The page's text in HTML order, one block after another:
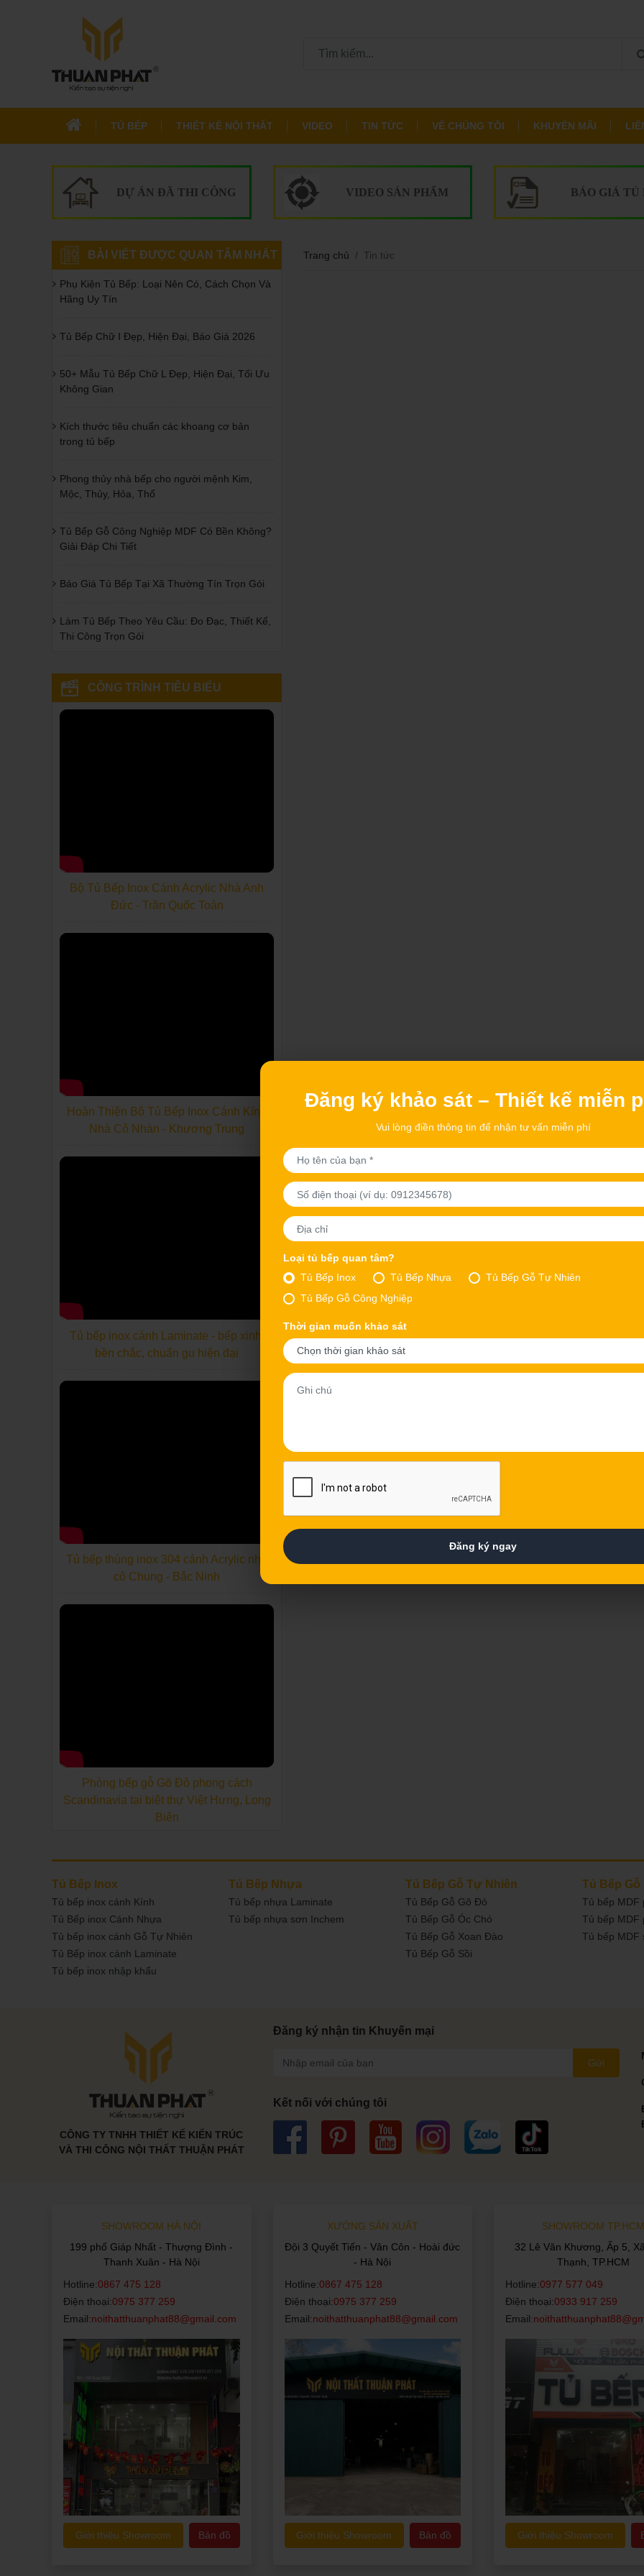
TỦ BẾP THIẾT KẾ NỘI THẤT VIDEO TIN TỨC VỀ CHÚNG TÔI KHUYẾN MÃI
DỰ ÁN ĐÃ THI CÔNG VIDEO SẢN PHẨM BÁO GIÁ TỦ
Trang chủ Tin tức
BÀI VIẾT ĐƯỢC QUAN TÂM NHẤT
Phụ Kiện Tủ Bếp: Loại Nên Có, Cách Chọn Và
Hãng Uy Tín
Tủ Bếp Chữ I Đẹp, Hiện Đại, Báo Giá 2026
50+ Mẫu Tủ Bếp Chữ L Đẹp, Hiện Đại, Tối Ưu
Không Gian
Kích thước tiêu chuẩn các khoang cơ bản
trong tủ bếp
Phong thủy nhà bếp cho người mệnh Kim,
Mộc, Thủy, Hỏa, Thổ
Tủ Bếp Gỗ Công Nghiệp MDF Có Bền Không?
Giải Đáp Chi Tiết
Báo Giá Tủ Bếp Tại Xã Thường Tín Trọn Gói
Làm Tủ Bếp Theo Yêu Cầu: Đo Đạc, Thiết Kế,
Thi Công Trọn Gói
CÔNG TRÌNH TIÊU BIỂU
Bộ Tủ Bếp Inox Cánh Acrylic Nhà Anh
Đức - Trần Quốc Toản
Hoàn Thiện Bộ Tủ Bếp Inox Cánh Kính
Nhà Cô Nhàn - Khương Trung
Tủ bếp inox cánh Laminate - bếp xinh,
bền chắc, chuẩn gu hiện đại
Tủ bếp thùng inox 304 cánh Acrylic nhà
cô Chung - Bắc Ninh
Phòng bếp gỗ Gõ Đỏ phong cách
Scandinavia tại biệt thự Việt Hưng, Long
Biên
Tủ Bếp Inox
Tủ bếp inox cánh Kính
Tủ Bếp inox Cánh Nhựa
Tủ bếp inox cánh Gỗ Tự Nhiên
Tủ Bếp inox cánh Laminate
Tủ bếp inox nhập khẩu
Tủ Bếp Nhựa
Tủ bếp nhựa Laminate
Tủ bếp nhựa sơn Inchem
Tủ Bếp Gỗ Tự Nhiên
Tủ Bếp Gỗ Gõ Đỏ
Tủ Bếp Gỗ Óc Chó
Tủ Bếp Gỗ Xoan Đào
Tủ Bếp Gỗ Sồi
Tủ Bếp
Tủ bếp MDF
Tủ bếp MDF
Tủ bếp MDF
CÔNG TY TNHH THIẾT KẾ KIẾN TRÚC
VÀ THI CÔNG NỘI THẤT THUẬN PHÁT
Đăng ký nhận tin Khuyến mại
Gửi
Kết nối với chúng tôi
SHOWROOM HÀ NỘI
199 phố Giáp Nhất - Thượng Đình -
Thanh Xuân - Hà Nội
Hotline:0867 475 128
Điện thoại:0975 377 259
Email:noithatthuanphat88@gmail.com
Giới thiệu Showroom Bản đồ
XƯỞNG SẢN XUẤT
Đội 3 Quyết Tiến - Vân Côn - Hoài đức
- Hà Nội
Hotline:0867 475 128
Điện thoại:0975 377 259
Email:noithatthuanphat88@gmail.com
Giới thiệu Showroom Bản đồ
SHOWROOM
32 Lê Văn Khương, Ấp 5,
Thạnh, TP.HCM
Hotline:0977 577 049
Điện thoại:0933 917 259
Email:
Giới thiệu Showroom
Đăng ký khảo sát – Thiết kế miễn
Vui lòng điền thông tin để nhận tư vấn miễn phí
Loại tủ bếp quan tâm?
Tủ Bếp Inox
Tủ Bếp Nhựa
Tủ Bếp Gỗ Tự Nhiên
Tủ Bếp Gỗ Công Nghiệp
Thời gian muốn khảo sát
Đăng ký ngay